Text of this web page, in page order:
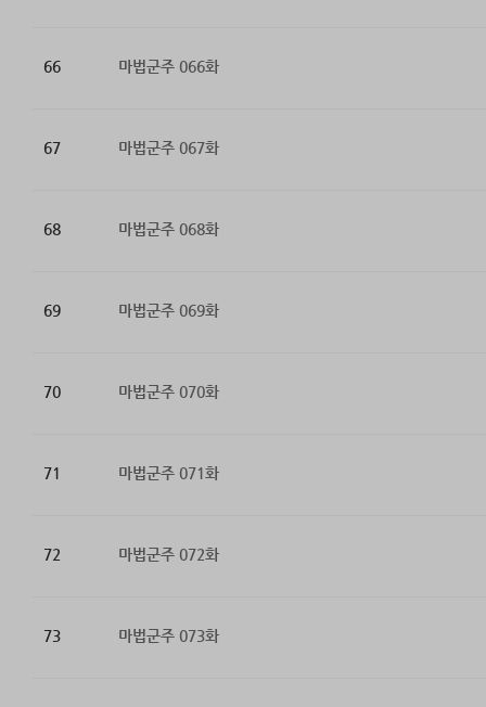
66 마법군주 066화
67 마법군주 067화
68 마법군주 068화
69 마법군주 069화
70 마법군주 070화
71 마법군주 071화
72 마법군주 072화
73 마법군주 073화